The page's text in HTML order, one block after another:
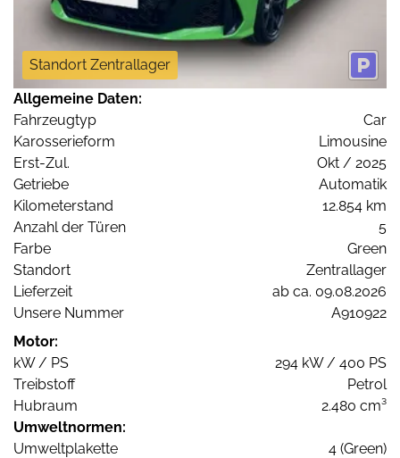
Standort Zentrallager
Allgemeine Daten:
Fahrzeugtyp
Car
Karosserieform
Limousine
Erst-Zul.
Okt / 2025
Getriebe
Automatik
Kilometerstand
12.854 km
Anzahl der Türen
5
Farbe
Green
Standort
Zentrallager
Lieferzeit
ab ca. 09.08.2026
Unsere Nummer
A910922
Motor:
kW / PS
294 kW / 400 PS
Treibstoff
Petrol
Hubraum
2.480 cm³
Umweltnormen:
Umweltplakette
4 (Green)